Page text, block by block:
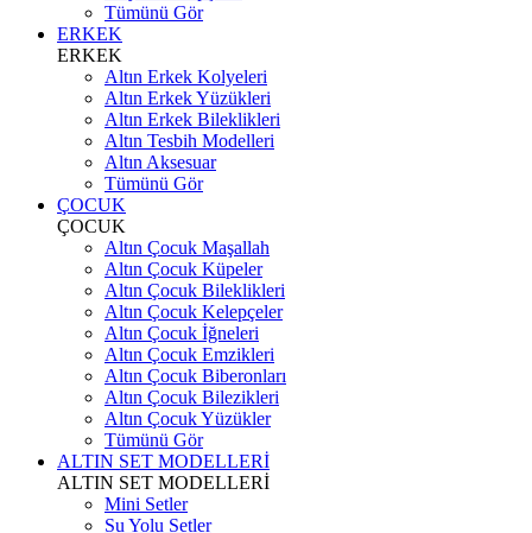
Tümünü Gör
ERKEK
ERKEK
Altın Erkek Kolyeleri
Altın Erkek Yüzükleri
Altın Erkek Bileklikleri
Altın Tesbih Modelleri
Altın Aksesuar
Tümünü Gör
ÇOCUK
ÇOCUK
Altın Çocuk Maşallah
Altın Çocuk Küpeler
Altın Çocuk Bileklikleri
Altın Çocuk Kelepçeler
Altın Çocuk İğneleri
Altın Çocuk Emzikleri
Altın Çocuk Biberonları
Altın Çocuk Bilezikleri
Altın Çocuk Yüzükler
Tümünü Gör
ALTIN SET MODELLERİ
ALTIN SET MODELLERİ
Mini Setler
Su Yolu Setler